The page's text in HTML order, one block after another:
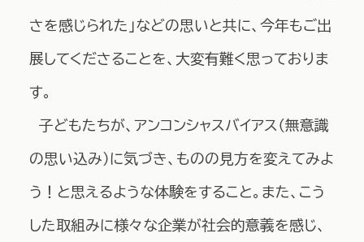
さを感じられた」などの思いと共に、今年もご出
展してくださることを、大変有難く思っておりま
す。
子どもたちが、アンコンシャスバイアス（無意識
の思い込み）に気づき、ものの見方を変えてみよ
う！と思えるような体験をすること。また、こう
した取組みに様々な企業が社会的意義を感じ、